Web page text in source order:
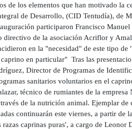
de los elementos que han motivado la
de Desarrollo, (CID Tentudía), de
participaron Francisco
directivo de la asociación Acriflor y
en la "necesidad" de este tipo
en particular" Tras las
Director de Programas de
sanitarios voluntarios en el
técnico de rumiantes de la
de la nutrición animal. Ejemplar
continuarán este viernes, a partir de
caprinas puras', a cargo de